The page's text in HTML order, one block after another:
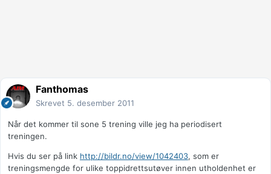
Fanthomas
Skrevet 5. desember 2011
Når det kommer til sone 5 trening ville jeg ha periodisert
treningen.
Hvis du ser på link http://bildr.no/view/1042403, som er
treningsmengde for ulike toppidrettsutøver innen utholdenhet er